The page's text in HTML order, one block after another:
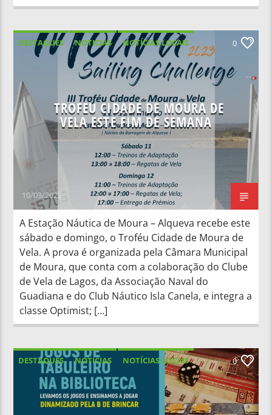
DESTAQUES NOTICIAS
NOTÍCIAS LOCAIS
NOTÍCIAS NACIONAIS
0
TROFEU CIDADE DE MOURA DE
VELA ESTE FIM DE SEMANA
10/03/2023
A Estação Náutica de Moura – Alqueva recebe este
sábado e domingo, o Troféu Cidade de Moura de
Vela. A prova é organizada pela Câmara Municipal
de Moura, que conta com a colaboração do Clube
de Vela de Lagos, da Associação Naval do
Guadiana e do Club Náutico Isla Canela, e integra a
classe Optimist; […]
DESTAQUES NOTICIAS
NOTÍCIAS LOCAIS
NOTÍCIAS NACIONAIS
0